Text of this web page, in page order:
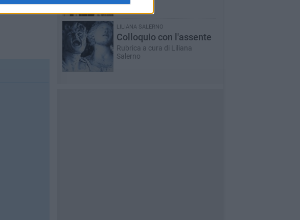
LILIANA SALERNO
Colloquio con l'assente
Rubrica a cura di Liliana
Salerno